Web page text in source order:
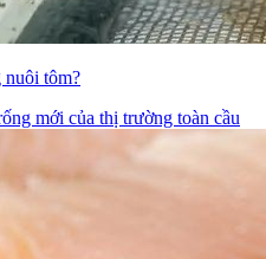
nuôi tôm?
mới của thị trường toàn cầu